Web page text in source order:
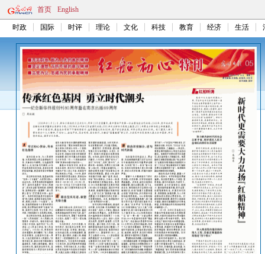
首页 English
时政 国际 时评 理论 文化 科技 教育 经济 生活